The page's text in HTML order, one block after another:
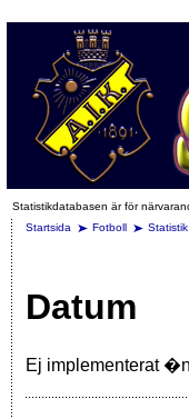
Statistikdatabasen är för
Startsida
Fotboll Statistik
Datum
Ej implementerat